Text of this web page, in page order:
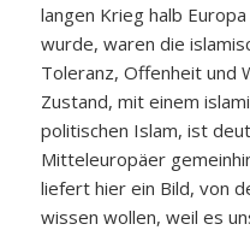
langen Krieg halb
wurde, waren die
Toleranz, Offenheit und
Zustand, mit einem
politischen Islam, ist
Mitteleuropäer
liefert hier ein Bild, von
wissen wollen, weil es